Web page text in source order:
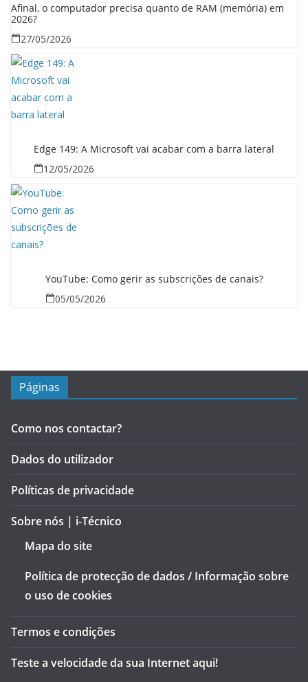
Afinal, o computador precisa quanto de RAM (memória) em
2026?
27/05/2026
Edge 149: A Microsoft vai acabar com a barra lateral
12/05/2026
YouTube: Como gerir as subscrições de canais?
05/05/2026
Páginas
Como nos contactar?
Dados do utilizador
Políticas de privacidade
Sobre nós | i-Técnico
Mapa do site
Política de protecção de dados / Informação sobre
o uso de cookies
Termos e condições
Teste a velocidade da sua Internet aqui!